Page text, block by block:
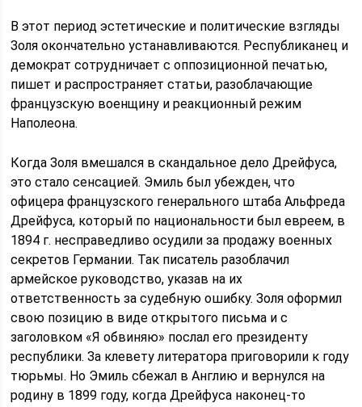
В этот период эстетические и политические взгляды
Золя окончательно устанавливаются. Республиканец и
демократ сотрудничает с оппозиционной печатью,
пишет и распространяет статьи, разоблачающие
французскую военщину и реакционный режим
Наполеона.
Когда Золя вмешался в скандальное дело Дрейфуса,
это стало сенсацией. Эмиль был убежден, что
офицера французского генерального штаба Альфреда
Дрейфуса, который по национальности был евреем, в
1894 г. несправедливо осудили за продажу военных
секретов Германии. Так писатель разоблачил
армейское руководство, указав на их
ответственность за судебную ошибку. Золя оформил
свою позицию в виде открытого письма и с
заголовком «Я обвиняю» послал его президенту
республики. За клевету литератора приговорили к году
тюрьмы. Но Эмиль сбежал в Англию и вернулся на
родину в 1899 году, когда Дрейфуса наконец-то